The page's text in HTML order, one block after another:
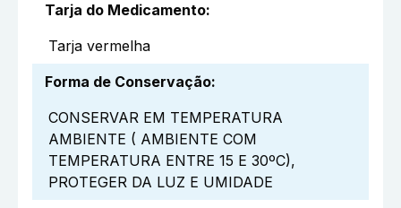
Tarja do Medicamento:
Tarja vermelha
Forma de Conservação:
CONSERVAR EM TEMPERATURA
AMBIENTE ( AMBIENTE COM
TEMPERATURA ENTRE 15 E 30ºC),
PROTEGER DA LUZ E UMIDADE